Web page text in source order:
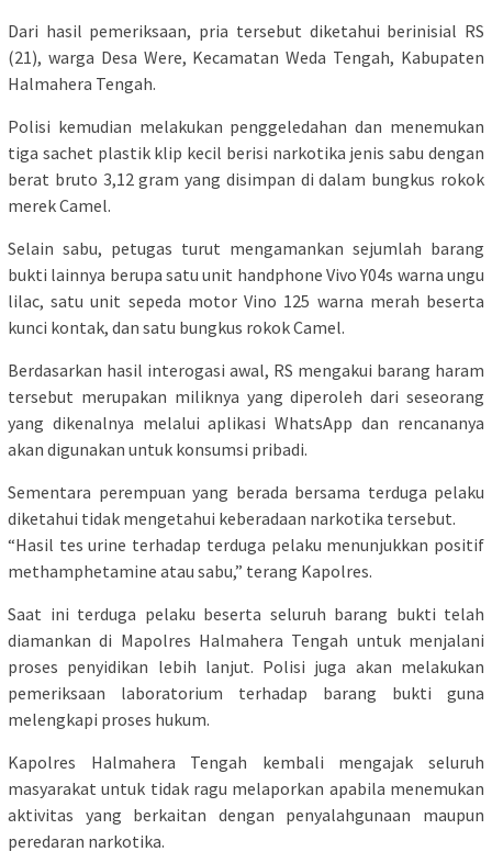
Dari hasil pemeriksaan, pria tersebut diketahui berinisial RS
(21), warga Desa Were, Kecamatan Weda Tengah, Kabupaten
Halmahera Tengah.
Polisi kemudian melakukan penggeledahan dan menemukan
tiga sachet plastik klip kecil berisi narkotika jenis sabu dengan
berat bruto 3,12 gram yang disimpan di dalam bungkus rokok
merek Camel.
Selain sabu, petugas turut mengamankan sejumlah barang
bukti lainnya berupa satu unit handphone Vivo Y04s warna ungu
lilac, satu unit sepeda motor Vino 125 warna merah beserta
kunci kontak, dan satu bungkus rokok Camel.
Berdasarkan hasil interogasi awal, RS mengakui barang haram
tersebut merupakan miliknya yang diperoleh dari seseorang
yang dikenalnya melalui aplikasi WhatsApp dan rencananya
akan digunakan untuk konsumsi pribadi.
Sementara perempuan yang berada bersama terduga pelaku
diketahui tidak mengetahui keberadaan narkotika tersebut.
“Hasil tes urine terhadap terduga pelaku menunjukkan positif
methamphetamine atau sabu,” terang Kapolres.
Saat ini terduga pelaku beserta seluruh barang bukti telah
diamankan di Mapolres Halmahera Tengah untuk menjalani
proses penyidikan lebih lanjut. Polisi juga akan melakukan
pemeriksaan laboratorium terhadap barang bukti guna
melengkapi proses hukum.
Kapolres Halmahera Tengah kembali mengajak seluruh
masyarakat untuk tidak ragu melaporkan apabila menemukan
aktivitas yang berkaitan dengan penyalahgunaan maupun
peredaran narkotika.